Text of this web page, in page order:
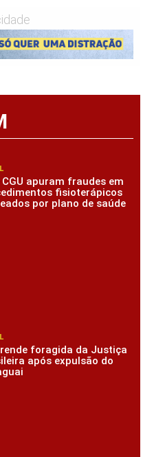
CGU apuram fraudes em
fisioterápicos
por plano de saúde
foragida da Justiça
após expulsão do